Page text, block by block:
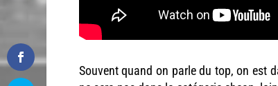
Souvent quand on parle du top, on est